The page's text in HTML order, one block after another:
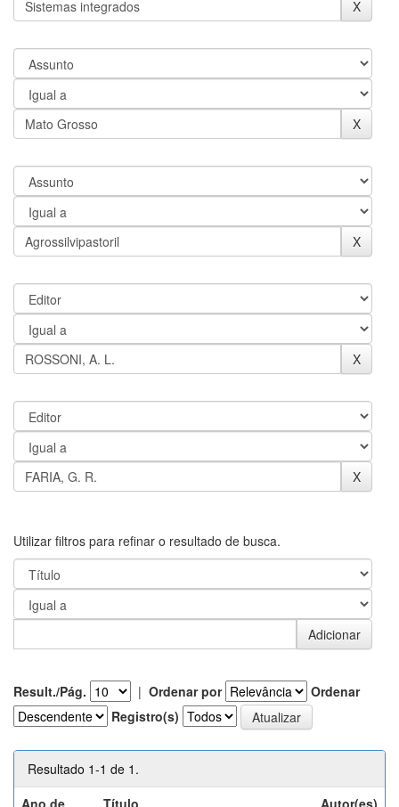
Utilizar filtros para refinar o resultado de busca.
Result./Pág. | Ordenar por
Ordenar
Registro(s)
Resultado 1-1 de 1.
Ano de
Título Autor(es)